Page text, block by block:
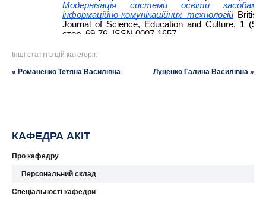
Інші статті в цій категорії:
« Романенко Тетяна Василівна Луценко Галина Василівна »
КАФЕДРА АКІТ
Про кафедру
Персональний склад
Спеціальності кафедри